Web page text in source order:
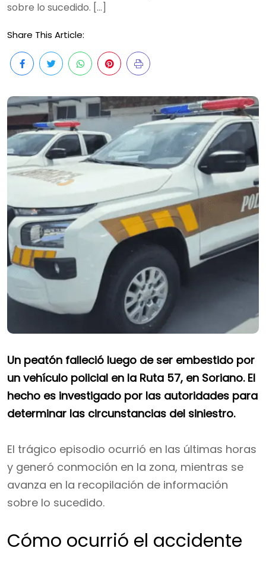
sobre lo sucedido. […]
Share This Article:
Un peatón falleció luego de ser embestido por
un vehículo policial en la Ruta 57, en Soriano. El
hecho es investigado por las autoridades para
determinar las circunstancias del siniestro.
El trágico episodio ocurrió en las últimas horas
y generó conmoción en la zona, mientras se
avanza en la recopilación de información
sobre lo sucedido.
Cómo ocurrió el accidente